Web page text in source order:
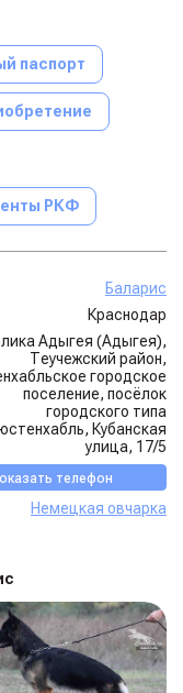
паспорт
РКФ
Баларис
Краснодар
Адыгея (Адыгея),
Теучежский район,
городское
поселение, посёлок
городского типа
Кубанская
улица, 17/5
телефон
Немецкая овчарка